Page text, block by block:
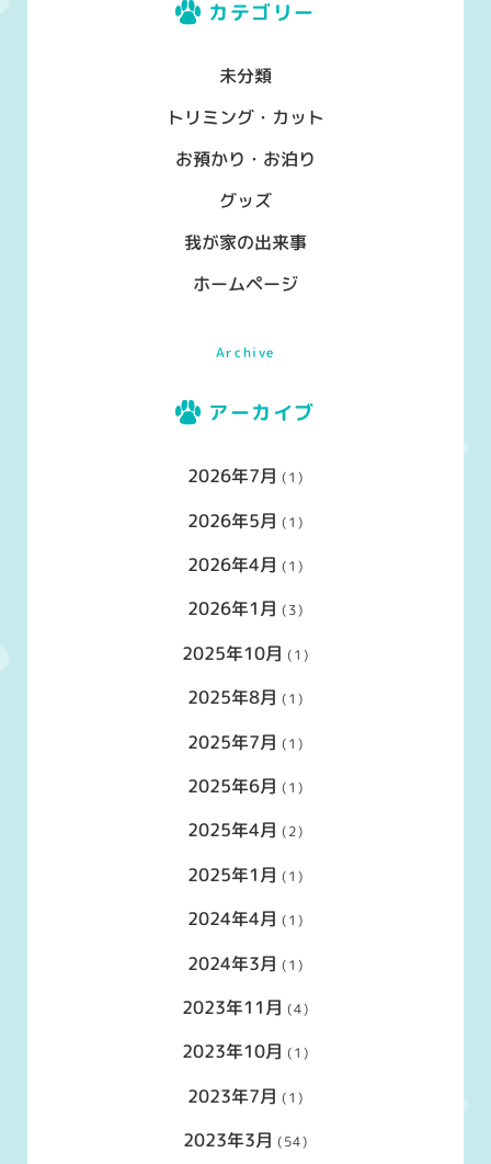
カテゴリー
未分類
トリミング・カット
お預かり・お泊り
グッズ
我が家の出来事
ホームページ
Archive
アーカイブ
2026年7月 (1)
2026年5月 (1)
2026年4月 (1)
2026年1月 (3)
2025年10月 (1)
2025年8月 (1)
2025年7月 (1)
2025年6月 (1)
2025年4月 (2)
2025年1月 (1)
2024年4月 (1)
2024年3月 (1)
2023年11月 (4)
2023年10月 (1)
2023年7月 (1)
2023年3月 (54)